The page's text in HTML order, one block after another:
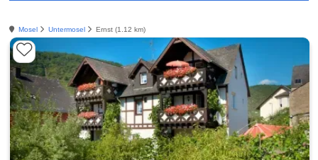
Mosel Untermosel Ernst (1.12 km)